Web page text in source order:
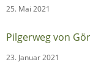
25. Mai 2021
Pilgerweg von
23. Januar 2021